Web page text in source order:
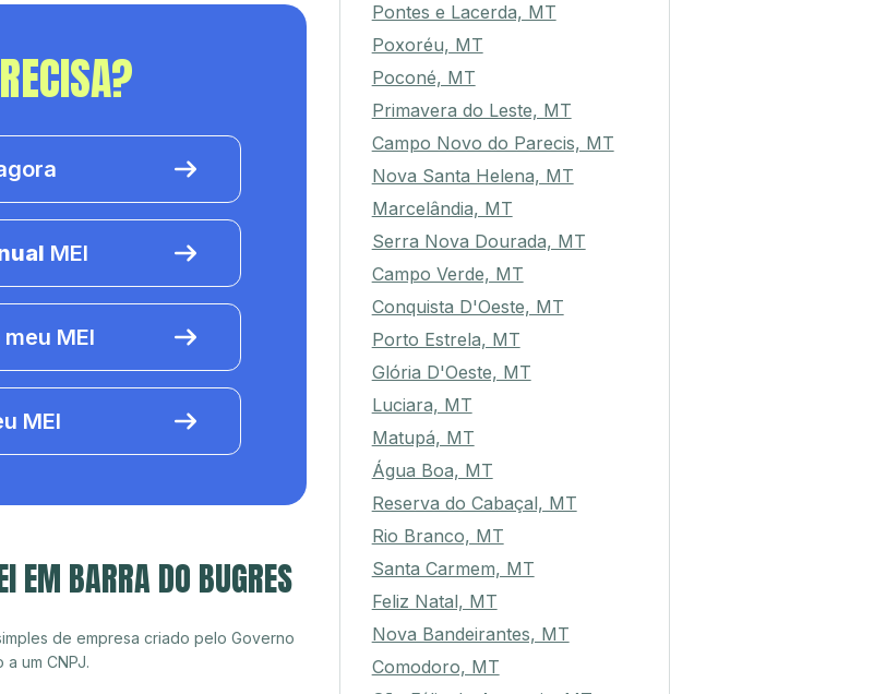
MEI
MEI
MEI
EM BARRA DO BUGRES
de empresa criado pelo Governo
um CNPJ.
Pontes e Lacerda, MT
Poxoréu, MT
Poconé, MT
Primavera do Leste, MT
Campo Novo do Parecis, MT
Nova Santa Helena, MT
Marcelândia, MT
Serra Nova Dourada, MT
Campo Verde, MT
Conquista D'Oeste, MT
Porto Estrela, MT
Glória D'Oeste, MT
Luciara, MT
Matupá, MT
Água Boa, MT
Reserva do Cabaçal, MT
Rio Branco, MT
Santa Carmem, MT
Feliz Natal, MT
Nova Bandeirantes, MT
Comodoro, MT